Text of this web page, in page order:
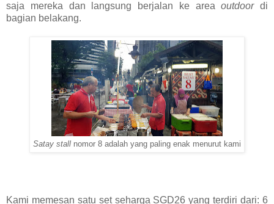
saja mereka dan langsung berjalan ke areaoutdoordi
bagian belakang.
Satay stall nomor 8 adalah yang paling enak menurut kami
Kami memesan satu set seharga SGD26 yang terdiri dari: 6